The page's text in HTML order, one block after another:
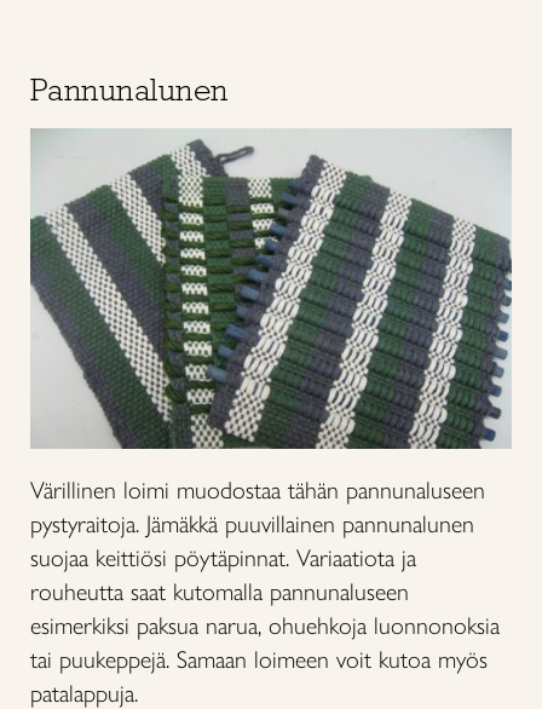
Pannunalunen
Värillinen loimi muodostaa tähän pannunaluseen
pystyraitoja. Jämäkkä puuvillainen pannunalunen
suojaa keittiösi pöytäpinnat. Variaatiota ja
rouheutta saat kutomalla pannunaluseen
esimerkiksi paksua narua, ohuehkoja luonnonoksia
tai puukeppejä. Samaan loimeen voit kutoa myös
patalappuja.